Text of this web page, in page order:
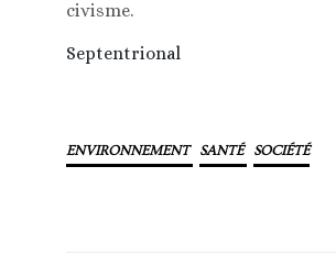
civisme.
Septentrional
ENVIRONNEMENT SANTÉ SOCIÉTÉ